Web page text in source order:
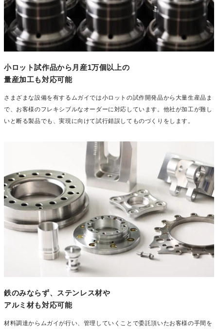
小ロット試作品から月産1万個以上の
量産加工も対応可能
さまざまな設備を有するムガイでは小ロットの試作開発品から大量生産品ま
で、お客様のフレキシブルなオーダーに対応しています。他社が加工が難し
いと断る製品でも、実現に向けて試行錯誤してものづくりをします。
鉄のみならず、ステンレス材や
アルミ材も対応可能
材料調達からムガイが行い、管理していくことで委託頂いたお客様の手間を